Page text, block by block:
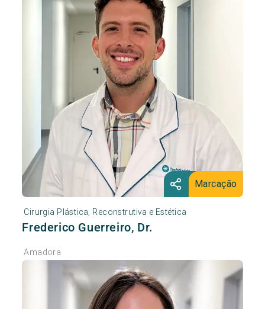
Marcação
Cirurgia Plástica, Reconstrutiva e Estética
Frederico Guerreiro, Dr.
Amadora